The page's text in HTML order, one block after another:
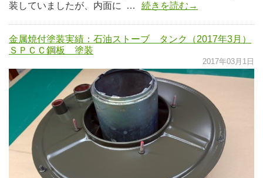
装していましたが、内面に …
続きを読む→
金属焼付塗装実績：石油ストーブ タンク（2017年3月）
ＳＰＣＣ鋼板 塗装
2017年03月1日